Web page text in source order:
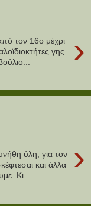
›
τον 16ο μέχρι
γης
›
ύλη, για τον
και άλλα
Κι...